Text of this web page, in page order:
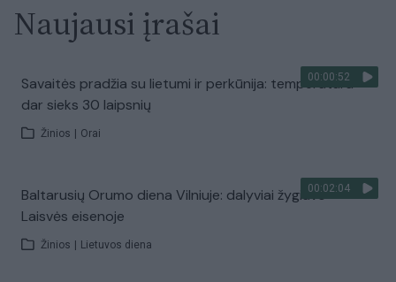
Naujausi įrašai
00:00:52
Savaitės pradžia su lietumi ir perkūnija: temperatūra
dar sieks 30 laipsnių
Žinios Orai
00:02:04
Baltarusių Orumo diena Vilniuje: dalyviai žygiavo
Laisvės eisenoje
Žinios Lietuvos diena